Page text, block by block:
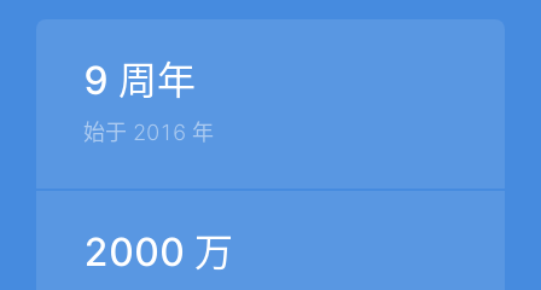
9 周年
始于 2016 年
2000 万